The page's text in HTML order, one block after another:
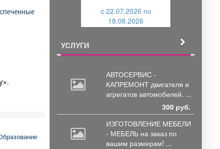
(3843)
c 22.07.2026 по
18.08.2026
УСЛУГИ
АВТОСЕРВИС -
КАПРЕМОНТ двигателя и
агрегатов автомобилей. ...
300 руб.
ИЗГОТОВЛЕНИЕ МЕБЕЛИ
- МЕБЕЛЬ на заказ по
вашим размерам! ...